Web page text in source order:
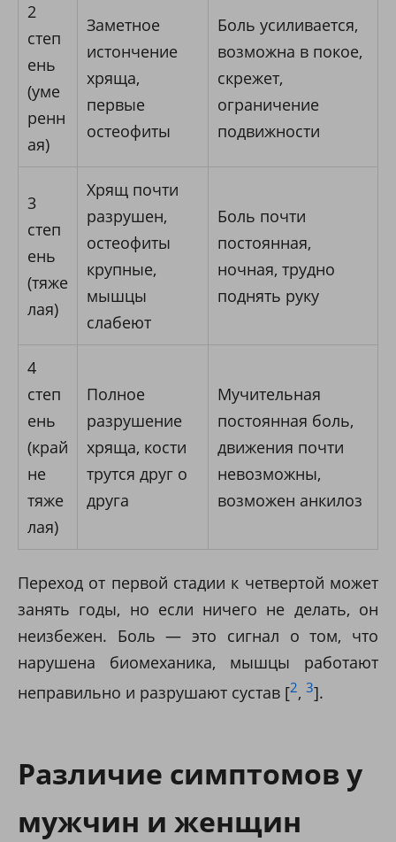
2
степ
ень
(уме
ренн
ая)
Заметное
истончение
хряща,
первые
остеофиты
Боль усиливается,
возможна в покое,
скрежет,
ограничение
подвижности
3
степ
ень
(тяже
лая)
Хрящ почти
разрушен,
остеофиты
крупные,
мышцы
слабеют
Боль почти
постоянная,
ночная, трудно
поднять руку
4
степ
ень
(край
не
тяже
лая)
Полное
разрушение
хряща, кости
трутся друг о
друга
Мучительная
постоянная боль,
движения почти
невозможны,
возможен анкилоз
Переход от первой стадии к четвертой может
занять годы, но если ничего не делать, он
неизбежен. Боль — это сигнал о том, что
нарушена биомеханика, мышцы работают
неправильно и разрушают сустав [2, 3].
Различие симптомов у
мужчин и женщин